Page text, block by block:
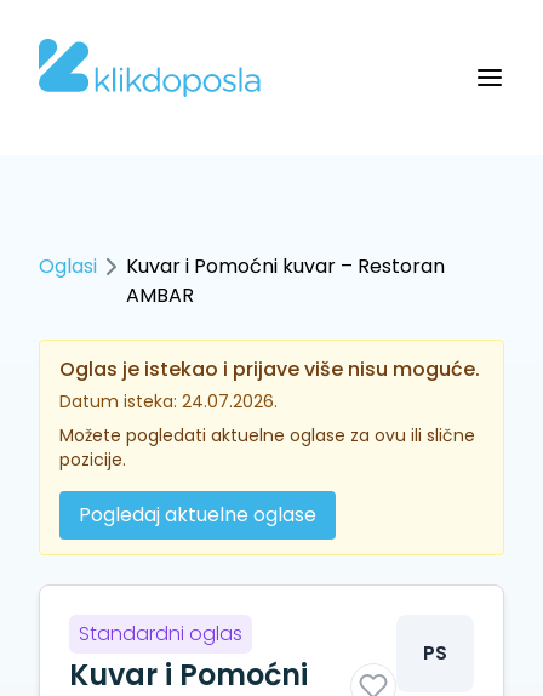
Oglasi
Kuvar i Pomoćni kuvar – Restoran
AMBAR
Oglas je istekao i prijave više nisu moguće.
Datum isteka: 24.07.2026.
Možete pogledati aktuelne oglase za ovu ili slične
pozicije.
Pogledaj aktuelne oglase
Standardni oglas
Kuvar i Pomoćni
PS